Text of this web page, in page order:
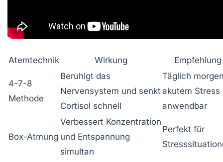
Atemtechnik Wirkung
4-7-8
Methode
Beruhigt das
Nervensystem und senkt
Cortisol schnell
Täglich
akutem Stress
anwendbar
Box-Atmung
Verbessert Konzentration
und Entspannung
simultan
Perfekt für